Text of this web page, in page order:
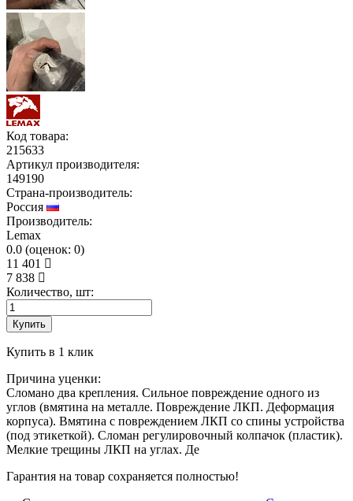
Код товара:
215633
Артикул производителя:
149190
Страна-производитель:
Россия
Производитель:
Lemax
0.0 (оценок: 0)
11 401
7 838
Количество, шт:
Купить
Купить в 1 клик
Причина уценки:
Сломано два крепления. Сильное повреждение одного из
углов (вмятина на металле. Повреждение ЛКП. Деформация
корпуса). Вмятина с повреждением ЛКП со спины устройства
(под этикеткой). Сломан регулировочный колпачок (пластик).
Мелкие трещины ЛКП на углах. Де
Гарантия на товар сохраняется полностью!